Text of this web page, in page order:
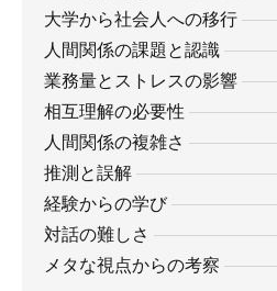
大学から社会人への移行
人間関係の課題と認識
業務量とストレスの影響
相互理解の必要性
人間関係の複雑さ
推測と誤解
経験からの学び
対話の難しさ
メタな視点からの考察